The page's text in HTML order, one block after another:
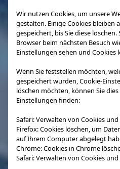
Wir nutzen Cookies, um unsere
gestalten. Einige Cookies bleiben
gespeichert, bis Sie diese
Browser beim nächsten Besuch
Einstellungen sehen und Cookies
Wenn Sie feststellen möchten,
gespeichert wurden, Cookie-
löschen möchten, können Sie
Einstellungen finden:
Safari: Verwalten von Cookies
Firefox: Cookies löschen, um
auf Ihrem Computer abgelegt
Chrome: Cookies in Chrome
Safari: Verwalten von Cookies